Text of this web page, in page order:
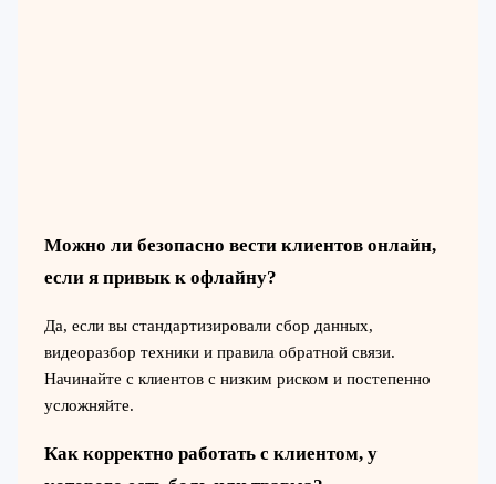
Можно ли безопасно вести клиентов онлайн,
если я привык к офлайну?
Да, если вы стандартизировали сбор данных,
видеоразбор техники и правила обратной связи.
Начинайте с клиентов с низким риском и постепенно
усложняйте.
Как корректно работать с клиентом, у